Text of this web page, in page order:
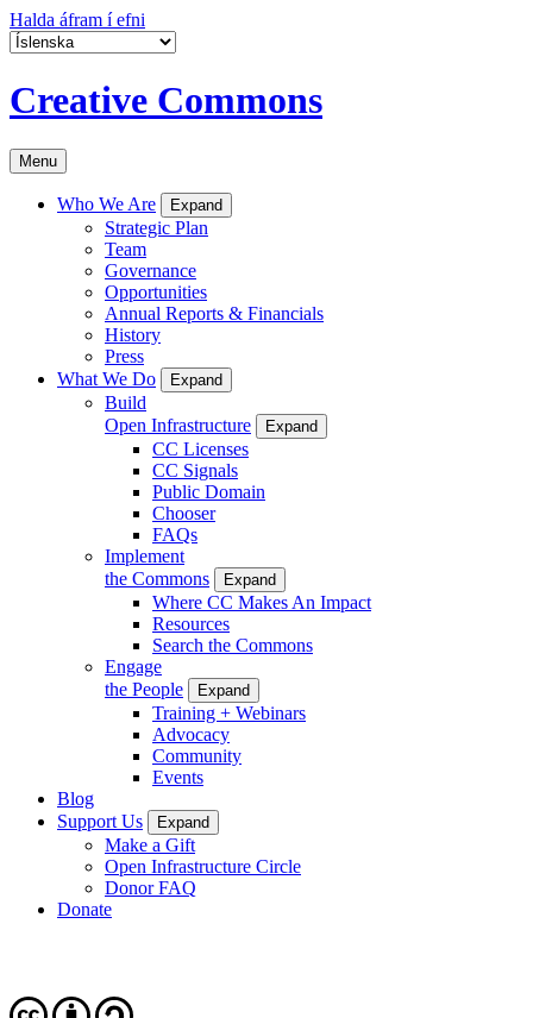
Halda áfram í efni
Creative Commons
Menu
Who We Are Expand
Strategic Plan
Team
Governance
Opportunities
Annual Reports & Financials
History
Press
What We Do
Expand
Build
Open Infrastructure
Expand
CC Licenses
CC Signals
Public Domain
Chooser
FAQs
Implement
the Commons
Expand
Where CC Makes An Impact
Resources
Search the Commons
Engage
the People
Expand
Training + Webinars
Advocacy
Community
Events
Blog
Support Us
Expand
Make a Gift
Open Infrastructure Circle
Donor FAQ
Donate